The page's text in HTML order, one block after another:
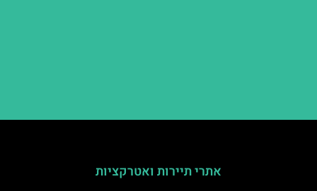
אתרי תיירות ואטרקציות